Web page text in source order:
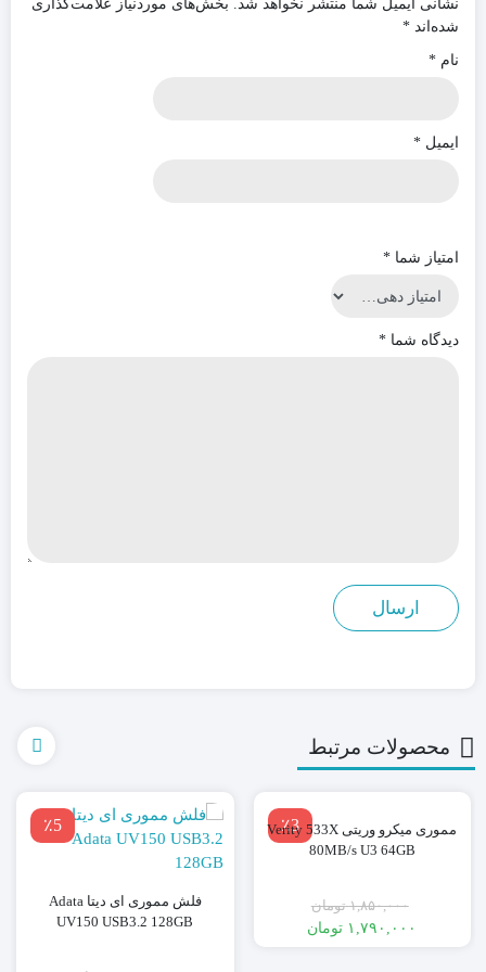
نشانی ایمیل شما منتشر نخواهد شد. بخش‌های موردنیاز علامت‌گذاری
شده‌اند *
نام *
ایمیل *
امتیاز شما *
دیدگاه شما *
محصولات مرتبط
٪3
مموری میکرو وریتی Verity 533X
80MB/s U3 64GB
۱,۸۵۰,۰۰۰ تومان
قیمت
۱,۷۹۰,۰۰۰ تومان
قیمت
٪5
فلش مموری ای دیتا Adata
UV150 USB3.2 128GB